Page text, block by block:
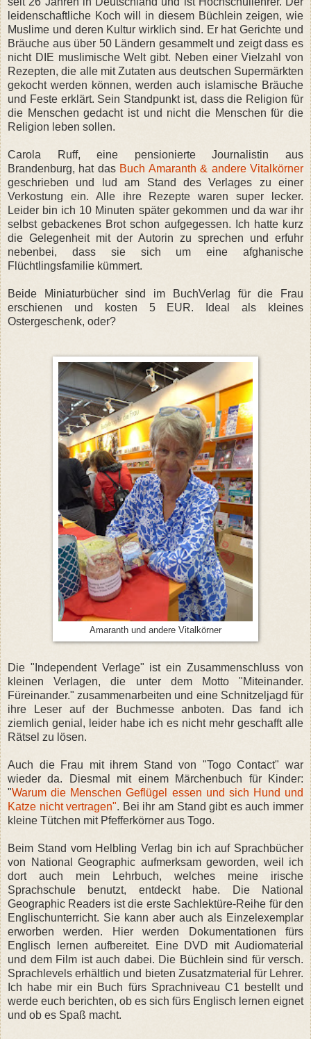
leidenschaftliche Koch will in diesem Büchlein zeigen, wie
Muslime und deren Kultur wirklich sind. Er hat Gerichte und
Bräuche aus über 50 Ländern gesammelt und zeigt dass es
nicht DIE muslimische Welt gibt. Neben einer Vielzahl von
Rezepten, die alle mit Zutaten aus deutschen Supermärkten
gekocht werden können, werden auch islamische Bräuche
und Feste erklärt. Sein Standpunkt ist, dass die Religion für
die Menschen gedacht ist und nicht die Menschen für die
Religion leben sollen.
Carola Ruff, eine pensionierte Journalistin aus
Brandenburg, hat das Buch Amaranth & andere Vitalkörner
geschrieben und lud am Stand des Verlages zu einer
Verkostung ein. Alle ihre Rezepte waren super lecker.
Leider bin ich 10 Minuten später gekommen und da war ihr
selbst gebackenes Brot schon aufgegessen. Ich hatte kurz
die Gelegenheit mit der Autorin zu sprechen und erfuhr
nebenbei, dass sie sich um eine afghanische
Flüchtlingsfamilie kümmert.
Beide Miniaturbücher sind im BuchVerlag für die Frau
erschienen und kosten 5 EUR. Ideal als kleines
Ostergeschenk, oder?
Amaranth und andere Vitalkörner
Die "Independent Verlage" ist ein Zusammenschluss von
kleinen Verlagen, die unter dem Motto "Miteinander.
Füreinander." zusammenarbeiten und eine Schnitzeljagd für
ihre Leser auf der Buchmesse anboten. Das fand ich
ziemlich genial, leider habe ich es nicht mehr geschafft alle
Rätsel zu lösen.
Auch die Frau mit ihrem Stand von "Togo Contact" war
wieder da. Diesmal mit einem Märchenbuch für Kinder:
"Warum die Menschen Geflügel essen und sich Hund und
Katze nicht vertragen". Bei ihr am Stand gibt es auch immer
kleine Tütchen mit Pfefferkörner aus Togo.
Beim Stand vom Helbling Verlag bin ich auf Sprachbücher
von National Geographic aufmerksam geworden, weil ich
dort auch mein Lehrbuch, welches meine irische
Sprachschule benutzt, entdeckt habe. Die National
Geographic Readers ist die erste Sachlektüre-Reihe für den
Englischunterricht. Sie kann aber auch als Einzelexemplar
erworben werden. Hier werden Dokumentationen fürs
Englisch lernen aufbereitet. Eine DVD mit Audiomaterial
und dem Film ist auch dabei. Die Büchlein sind für versch.
Sprachlevels erhältlich und bieten Zusatzmaterial für Lehrer.
Ich habe mir ein Buch fürs Sprachniveau C1 bestellt und
werde euch berichten, ob es sich fürs Englisch lernen eignet
und ob es Spaß macht.